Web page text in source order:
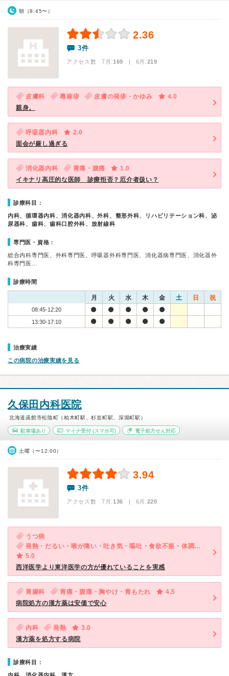
朝（8:45〜）
2.36
3件
アクセス数 7月:169 | 6月:219
皮膚科 蕁麻疹 皮膚の発疹・かゆみ
4.0
親身。
呼吸器内科
2.0
面会が厳し過ぎる
消化器内科 胃痛・腹痛
1.0
イキナリ高圧的な医師 診療拒否？厄介者扱い？
診療科目：
内科、循環器内科、消化器内科、外科、整形外科、リハビリテーション科、泌
尿器科、歯科、歯科口腔外科、放射線科
専門医・資格：
総合内科専門医、外科専門医、呼吸器外科専門医、消化器病専門医、消化器外
科専門医…
診療時間
月 火 水 木 金 土 日 祝
08:45-12:20
13:30-17:10
治療実績
この病院の治療実績を見る
久保田内科医院
北海道函館市松陰町（柏木町駅、杉並町駅、深堀町駅）
駐車場あり マイナ受付(スマホ可) 電子処方せん対応
土曜（〜12:00）
3.94
3件
アクセス数 7月:136 | 6月:220
うつ病
発熱・だるい・喉が痛い・吐き気・嘔吐・食欲不振・体調不良・急性の下痢・気が滅入る・不安
5.0
西洋医学より東洋医学の方が優れていることを実感
胃腸科 胃痛・腹痛・胸やけ・胃もたれ
4.5
病院処方の漢方薬は安価で安心
内科 発熱
3.0
漢方薬を処方する病院
診療科目：